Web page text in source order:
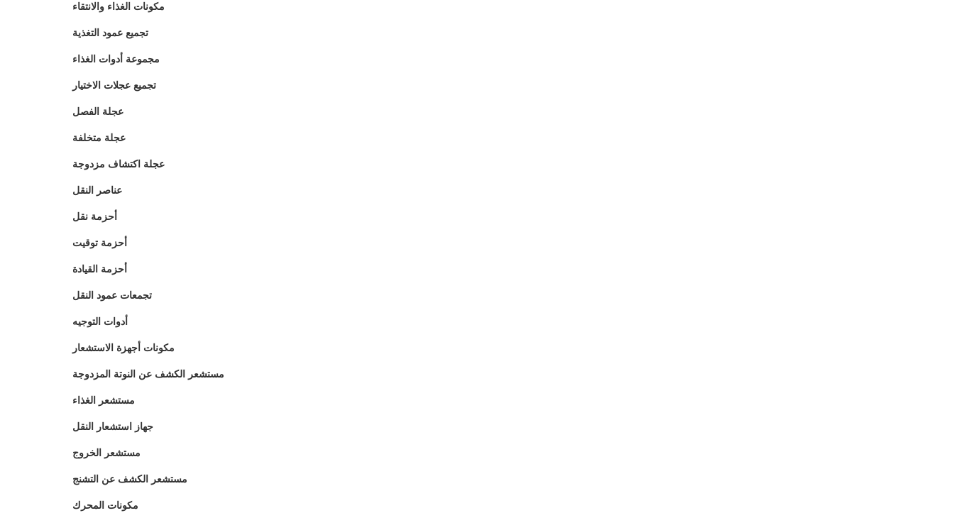
مكونات الغذاء والانتقاء
تجميع عمود التغذية
مجموعة أدوات الغذاء
تجميع عجلات الاختيار
عجلة الفصل
عجلة متخلفة
عجلة اكتشاف مزدوجة
عناصر النقل
أحزمة نقل
أحزمة توقيت
أحزمة القيادة
تجمعات عمود النقل
أدوات التوجيه
مكونات أجهزة الاستشعار
مستشعر الكشف عن النوتة المزدوجة
مستشعر الغذاء
جهاز استشعار النقل
مستشعر الخروج
مستشعر الكشف عن التشنج
مكونات المحرك